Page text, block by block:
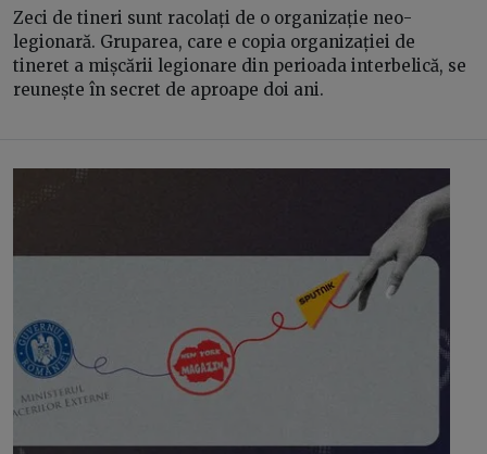
Zeci de tineri sunt racolați de o organizație neo-
legionară. Gruparea, care e copia organizației de
tineret a mișcării legionare din perioada interbelică, se
reunește în secret de aproape doi ani.